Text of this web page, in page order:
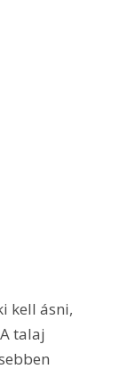
kell ásni,
talaj